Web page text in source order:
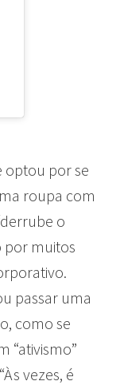
optou por se
roupa com
o
por muitos
passar uma
como se
“ativismo”
vezes, é